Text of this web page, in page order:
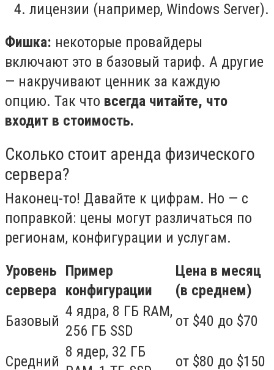
лицензии (например, Windows Server).
Фишка: некоторые провайдеры
включают это в базовый тариф. А другие
— накручивают ценник за каждую
опцию. Так что всегда читайте, что
входит в стоимость.
Сколько стоит аренда физического
сервера?
Наконец-то! Давайте к цифрам. Но — с
поправкой: цены могут различаться по
регионам, конфигурации и услугам.
Уровень
сервера
Пример
конфигурации
Цена в месяц
(в среднем)
Базовый
4 ядра, 8 ГБ RAM,
256 ГБ SSD
от $40 до $70
Средний
8 ядер, 32 ГБ
от $80 до $150